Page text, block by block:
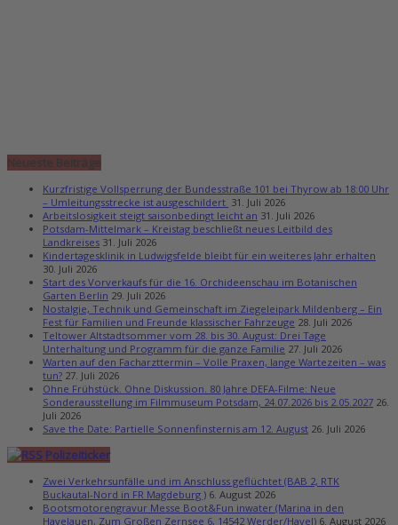
Neueste Beiträge
Kurzfristige Vollsperrung der Bundesstraße 101 bei Thyrow ab 18:00 Uhr
– Umleitungsstrecke ist ausgeschildert 31. Juli 2026
Arbeitslosigkeit steigt saisonbedingt leicht an 31. Juli 2026
Potsdam-Mittelmark – Kreistag beschließt neues Leitbild des
Landkreises 31. Juli 2026
Kindertagesklinik in Ludwigsfelde bleibt für ein weiteres Jahr erhalten
30. Juli 2026
Start des Vorverkaufs für die 16. Orchideenschau im Botanischen
Garten Berlin 29. Juli 2026
Nostalgie, Technik und Gemeinschaft im Ziegeleipark Mildenberg – Ein
Fest für Familien und Freunde klassischer Fahrzeuge 28. Juli 2026
Teltower Altstadtsommer vom 28. bis 30. August: Drei Tage
Unterhaltung und Programm für die ganze Familie 27. Juli 2026
Warten auf den Facharzttermin – Volle Praxen, lange Wartezeiten – was
tun? 27. Juli 2026
Ohne Frühstück. Ohne Diskussion. 80 Jahre DEFA-Filme: Neue
Sonderausstellung im Filmmuseum Potsdam, 24.07.2026 bis 2.05.2027 26.
Juli 2026
Save the Date: Partielle Sonnenfinsternis am 12. August 26. Juli 2026
Polizeiticker
Zwei Verkehrsunfälle und im Anschluss geflüchtet (BAB 2, RTK
Buckautal-Nord in FR Magdeburg ) 6. August 2026
Bootsmotorengravur Messe Boot&Fun inwater (Marina in den
Havelauen, Zum Großen Zernsee 6, 14542 Werder/Havel) 6. August 2026